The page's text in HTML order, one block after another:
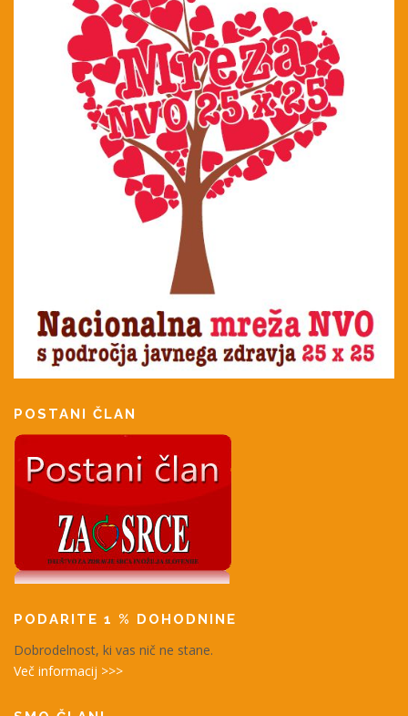
POSTANI ČLAN
PODARITE 1 % DOHODNINE
Dobrodelnost, ki vas nič ne stane.
Več informacij >>>